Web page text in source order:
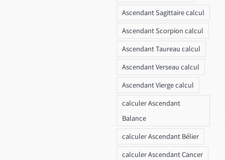
Ascendant Sagittaire calcul
Ascendant Scorpion calcul
Ascendant Taureau calcul
Ascendant Verseau calcul
Ascendant Vierge calcul
calculer Ascendant
Balance
calculer Ascendant Bélier
calculer Ascendant Cancer